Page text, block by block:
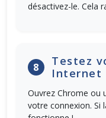
désactivez-le. Cela
8
Testez
Internet
Ouvrez Chrome ou
votre connexion. Si